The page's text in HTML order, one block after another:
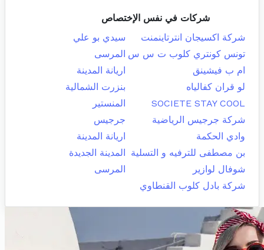
شركات في نفس الإختصاص
شركة اكسيجان انترتاينمنت
سيدي بو علي
تونس كونتري كلوب ت س س المرسى
ام ب فيشينق
اريانة المدينة
لو قران كفالياه
بنزرت الشمالية
SOCIETE STAY COOL
المنستير
شركة جرجيس الرياضية
جرجيس
وادي الحكمة
اريانة المدينة
بن مصطفى للترفيه و التسلية
المدينة الجديدة
شوفال لوازير
المرسى
شركة بادل كلوب القنطاوي